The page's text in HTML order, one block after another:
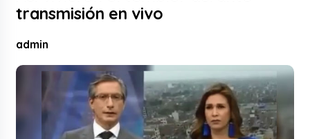
transmisión en vivo
admin